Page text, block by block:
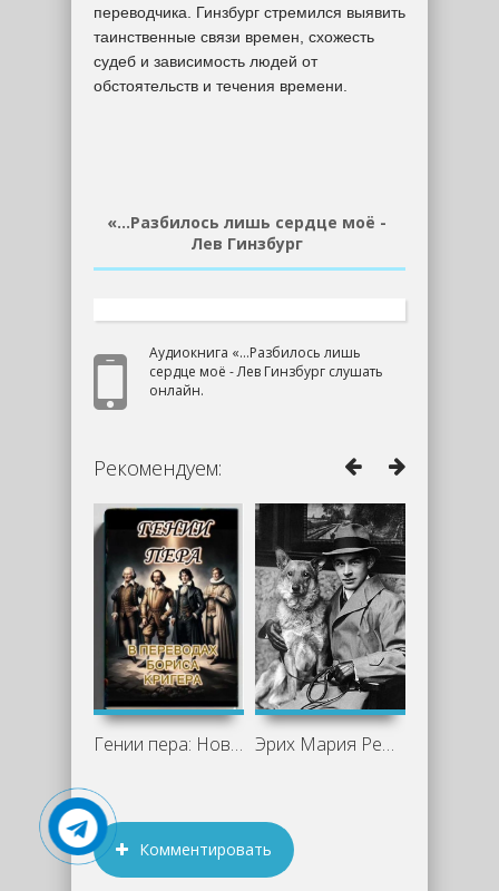
переводчика. Гинзбург стремился выявить
таинственные связи времен, схожесть
судеб и зависимость людей от
обстоятельств и течения времени.
«…Разбилось лишь сердце моё -
Лев Гинзбург
Аудиокнига «…Разбилось лишь
сердце моё - Лев Гинзбург слушать
онлайн.
Рекомендуем:
Гении пера: Новые переводы Шекспира, Эрих Мария Ремарк - жизнь и творчество
Комментировать